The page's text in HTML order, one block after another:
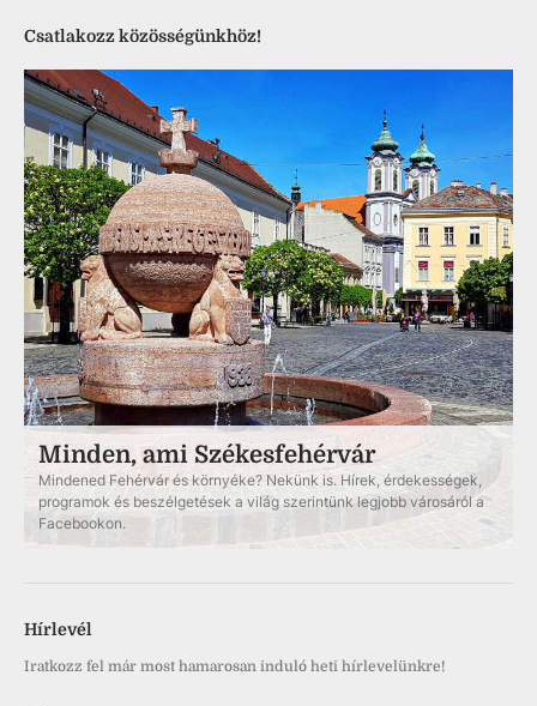
Csatlakozz közösségünkhöz!
Minden, ami Székesfehérvár
Mindened Fehérvár és környéke? Nekünk is. Hírek, érdekességek,
programok és beszélgetések a világ szerintünk legjobb városáról a
Facebookon.
Hírlevél
Iratkozz fel már most hamarosan induló heti hírlevelünkre!